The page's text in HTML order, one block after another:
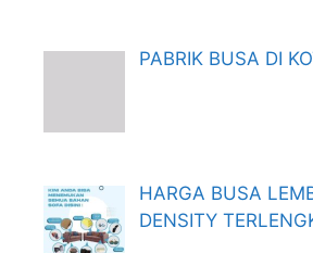
PABRIK BUSA DI
HARGA BUSA
DENSITY